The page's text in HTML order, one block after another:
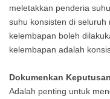
meletakkan penderia
suhu konsisten di seluruh
kelembapan boleh
kelembapan adalah
Dokumenkan Keputusan
Adalah penting untuk